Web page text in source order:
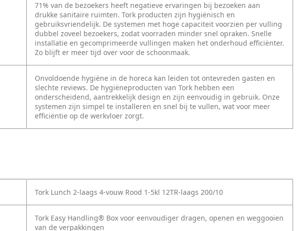
71% van de bezoekers heeft negatieve ervaringen bij bezoeken aan
drukke sanitaire ruimten. Tork producten zijn hygiënisch en
gebruiksvriendelijk. De systemen met hoge capaciteit voorzien per vulling
dubbel zoveel bezoekers, zodat voorraden minder snel opraken. Snelle
installatie en gecomprimeerde vullingen maken het onderhoud efficiënter.
Zo blijft er meer tijd over voor de schoonmaak.
Onvoldoende hygiëne in de horeca kan leiden tot ontevreden gasten en
slechte reviews. De hygiëneproducten van Tork hebben een
onderscheidend, aantrekkelijk design en zijn eenvoudig in gebruik. Onze
systemen zijn simpel te installeren en snel bij te vullen, wat voor meer
efficiëntie op de werkvloer zorgt.
Tork Lunch 2-laags 4-vouw Rood 1-5kl 12TR-laags 200/10
Tork Easy Handling® Box voor eenvoudiger dragen, openen en weggooien
van de verpakkingen